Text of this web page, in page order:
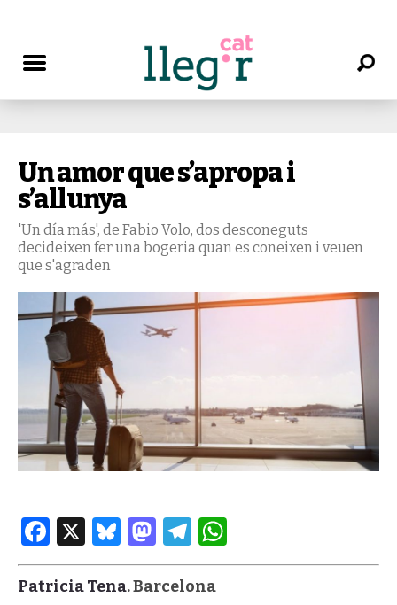
Un amor que s’apropa i
s’allunya
'Un día más', de Fabio Volo, dos desconeguts
decideixen fer una bogeria quan es coneixen i veuen
que s'agraden
Facebook
X Bluesky
Mastodon
Telegram
Patricia Tena. Barcelona